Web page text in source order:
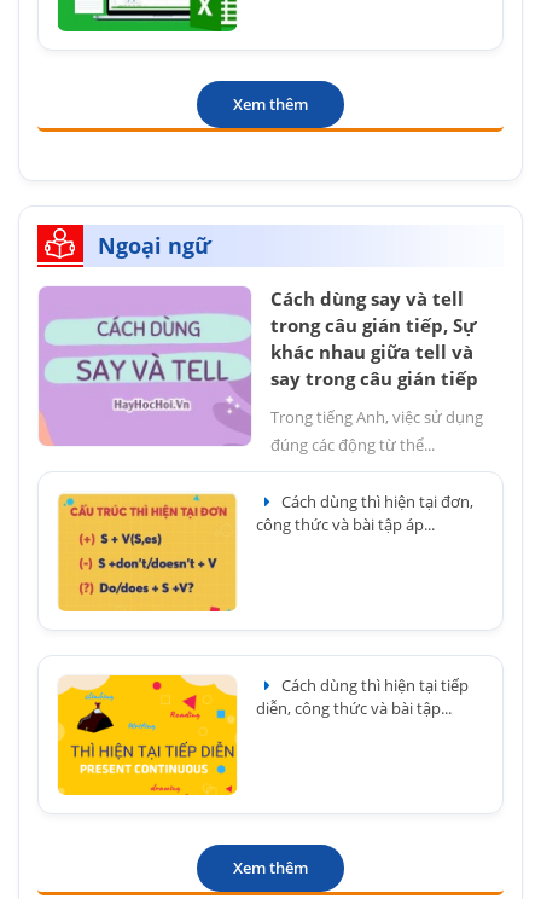
Xem thêm
Ngoại ngữ
Cách dùng say và tell
trong câu gián tiếp, Sự
khác nhau giữa tell và
say trong câu gián tiếp
Trong tiếng Anh, việc sử dụng
đúng các động từ thể...
Cách dùng thì hiện tại đơn,
công thức và bài tập áp...
Cách dùng thì hiện tại tiếp
diễn, công thức và bài tập...
Xem thêm